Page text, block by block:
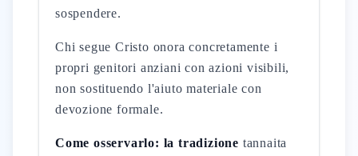
sospendere.
Chi segue Cristo onora concretamente i
propri genitori anziani con azioni visibili,
non sostituendo l'aiuto materiale con
devozione formale.
Come osservarlo: la tradizione tannaita